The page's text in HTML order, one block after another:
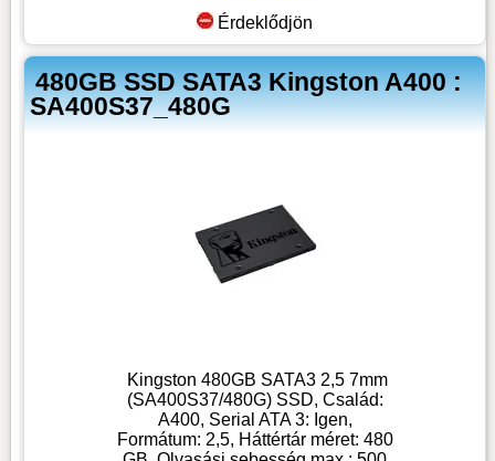
Érdeklődjön
480GB SSD SATA3 Kingston A400 :
SA400S37_480G
Kingston 480GB SATA3 2,5 7mm
(SA400S37/480G) SSD, Család:
A400, Serial ATA 3: Igen,
Formátum: 2,5, Háttértár méret: 480